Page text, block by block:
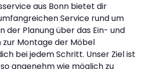
aus Bonn bietet dir
Service rund um
der Planung über das Ein- und
zur Montage der Möbel
bei jedem Schritt. Unser Ziel ist
angenehm wie möglich zu